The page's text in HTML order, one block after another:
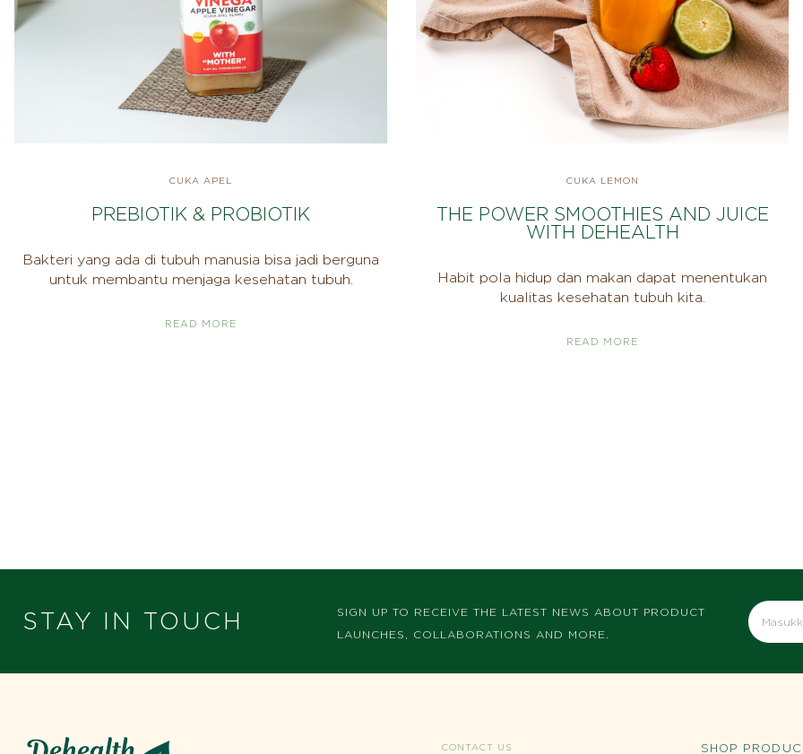
CUKA APEL
PREBIOTIK & PROBIOTIK
Bakteri yang ada di tubuh manusia bisa jadi berguna
untuk membantu menjaga kesehatan tubuh.
READ MORE
CUKA LEMON
THE POWER SMOOTHIES AND JUICE
WITH DEHEALTH
Habit pola hidup dan makan dapat menentukan
kualitas kesehatan tubuh kita.
READ MORE
STAY IN TOUCH
SIGN UP TO RECEIVE THE LATEST NEWS ABOUT PRODUCT
LAUNCHES, COLLABORATIONS AND MORE.
CONTACT US SHOP